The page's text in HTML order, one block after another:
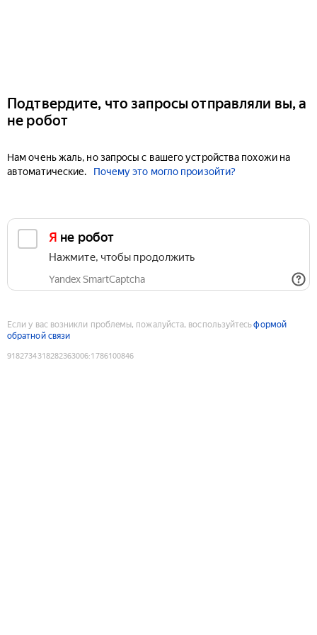
Подтвердите, что запросы отправляли вы, а
не робот
Нам очень жаль, но запросы с вашего устройства похожи на
автоматические.
Почему это могло произойти?
Я не робот
Нажмите, чтобы продолжить
Yandex SmartCaptcha
Если у вас возникли проблемы, пожалуйста, воспользуйтесьформой
обратной связи
9182734318282363006:1786100846